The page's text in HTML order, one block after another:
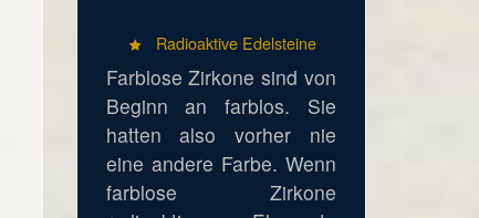
Radioaktive Edelsteine
Farblose Zirkone sind von
Beginn an farblos. Sie
hatten also vorher nie
eine andere Farbe. Wenn
farblose Zirkone